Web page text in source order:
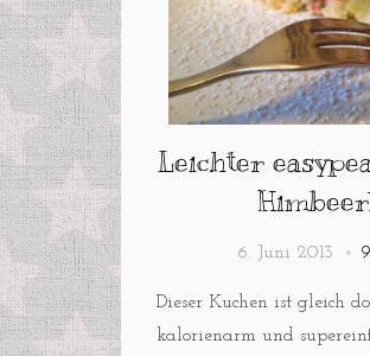
Leichter
6. Juni 2013
Dieser Kuchen ist gleich
kalorienarm und